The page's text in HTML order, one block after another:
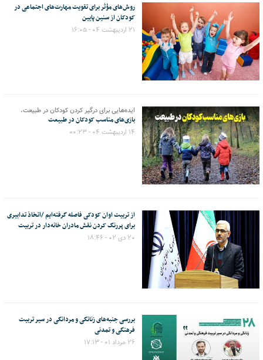
روش‌های مؤثر برای تقویت مهارت‌های اجتماعی در
کودکان از سنین پایین
۲۱ اردیبهشت ۰۴ - ۱۶:۰۵
ایده‌هایی برای درگیر کردن کودکان در طبیعت،
بازی‌های مناسب کودکان در طبیعت
۱۴ اردیبهشت ۰۴ - ۰۰:۲۳
از تربیت اوان کودکی فاصله گرفته‌ایم /اتخاذ تدابیری
برای پررنگ کردن نقش مادران خانه‌دار در تربیت
۲۰ دی ۰۲ - ۱۸:۴۶
بررسی جنبه‌های زنانگی و مردانگی در سیر تربیت
فرهنگی و تمدنی
۲۶ مرداد ۰۱ - ۱۷:۱۳